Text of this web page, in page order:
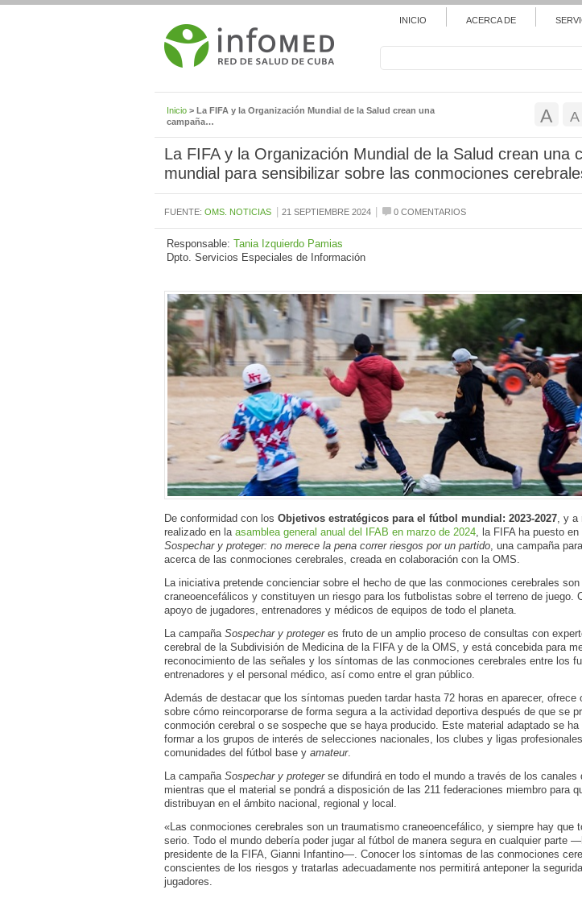
INICIO ACERCA DE
Inicio > La FIFA y la Organización Mundial de la Salud crean una
campaña…
A
A
de
La FIFA y la Organización Mundial de la Salud crean una
mundial para sensibilizar sobre las conmociones
FUENTE: OMS. NOTICIAS 21 SEPTIEMBRE 2024 0 COMENTARIOS
Responsable: Tania Izquierdo Pamias
Dpto. Servicios Especiales de Información
De conformidad con los Objetivos estratégicos para el fútbol mundial: 2023-2027, y a
realizado en la asamblea general anual del IFAB en marzo de 2024, la FIFA ha puesto en
Sospechar y proteger: no merece la pena correr riesgos por un partido, una campaña
acerca de las conmociones cerebrales, creada en colaboración con la OMS.
La iniciativa pretende concienciar sobre el hecho de que las conmociones cerebrales
craneoencefálicos y constituyen un riesgo para los futbolistas sobre el terreno de juego.
apoyo de jugadores, entrenadores y médicos de equipos de todo el planeta.
La campaña Sospechar y protegeres fruto de un amplio proceso de consultas con
cerebral de la Subdivisión de Medicina de la FIFA y de la OMS, y está concebida para
reconocimiento de las señales y los síntomas de las conmociones cerebrales entre los
entrenadores y el personal médico, así como entre el gran público.
Además de destacar que los síntomas pueden tardar hasta 72 horas en aparecer, ofrece
sobre cómo reincorporarse de forma segura a la actividad deportiva después de que se
conmoción cerebral o se sospeche que se haya producido. Este material adaptado se ha
formar a los grupos de interés de selecciones nacionales, los clubes y ligas
comunidades del fútbol base y amateur.
La campaña Sospechar y protegerse difundirá en todo el mundo a través de los canales
mientras que el material se pondrá a disposición de las 211 federaciones miembro para
distribuyan en el ámbito nacional, regional y local.
«Las conmociones cerebrales son un traumatismo craneoencefálico, y siempre hay que
serio. Todo el mundo debería poder jugar al fútbol de manera segura en cualquier parte
presidente de la FIFA, Gianni Infantino—. Conocer los síntomas de las conmociones
conscientes de los riesgos y tratarlas adecuadamente nos permitirá anteponer la
jugadores.